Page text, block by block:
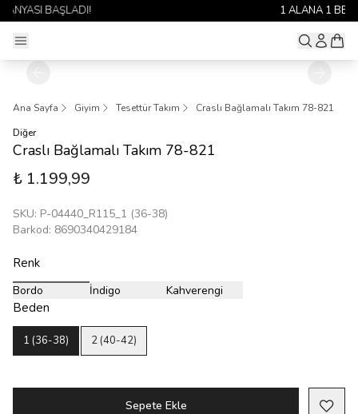
Ana Sayfa Giyim Tesettür Takım
Craslı Bağlamalı Takım 78-821
Diğer
Craslı Bağlamalı Takım 78-821
₺ 1.199,99
SKU: P-04440_R115_1 (36-38)
Barkod: 8690340429184
Renk
Bordo İndigo Kahverengi
Beden
1 (36-38) 2 (40-42)
Sepete Ekle